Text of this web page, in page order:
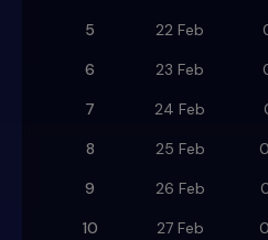
5
22 Feb
6
23 Feb
7
24 Feb
8
25 Feb
9
26 Feb
10
27 Feb